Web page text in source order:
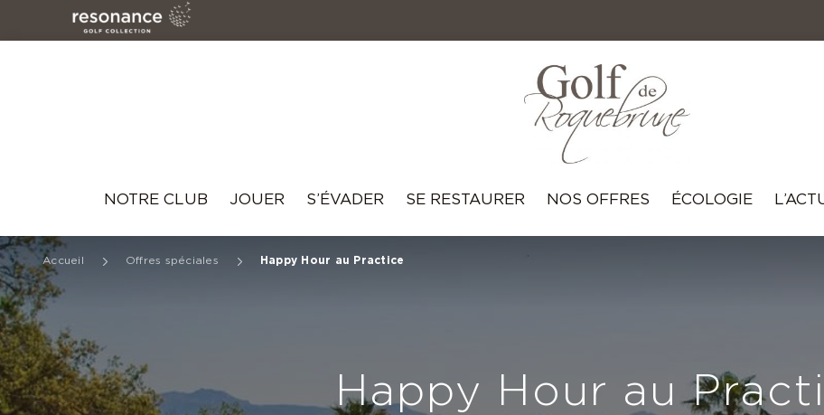
Resonance
NOTRE CLUB JOUER S’ÉVADER SE RESTAURER NOS OFFRES ÉCOLOGIE
Accueil Offres spéciales Happy Hour au Practice
Happy Hour au